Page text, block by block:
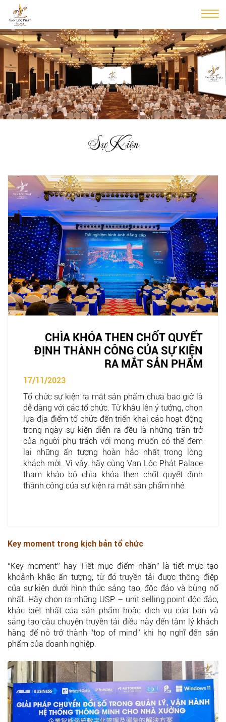
Sự Kiện
CHÌA KHÓA THEN CHỐT QUYẾT
ĐỊNH THÀNH CÔNG CỦA SỰ KIỆN
RA MẮT SẢN PHẨM
17/11/2023
Tổ chức sự kiện ra mắt sản phẩm chưa bao giờ là
dễ dàng với các tổ chức. Từ khâu lên ý tưởng, chọn
lựa địa điểm tổ chức đến triển khai các hoạt động
trong ngày sự kiện diễn ra đều là những trăn trở
của người phụ trách với mong muốn có thể đem
lại những ấn tượng hoàn hảo nhất trong lòng
khách mời. Vì vậy, hãy cùng Vạn Lộc Phát Palace
tham khảo bộ chìa khóa then chốt quyết định
thành công của sự kiện ra mắt sản phẩm nhé.
Key moment trong kịch bản tổ chức
“Key moment” hay Tiết mục điểm nhấn” là tiết mục tạo
khoảnh khắc ấn tượng, từ đó truyền tải được thông điệp
của sự kiện dưới hình thức sáng tạo, độc đáo và bùng nổ
nhất. Hãy chọn ra những USP – unit selling point độc đáo,
khác biệt nhất của sản phẩm hoặc dịch vụ của bạn và
sáng tạo câu chuyện truyền tải điều này đến tâm lý khách
hàng để nó trở thành “top of mind” khi họ nghĩ đến sản
phẩm của doanh nghiệp.